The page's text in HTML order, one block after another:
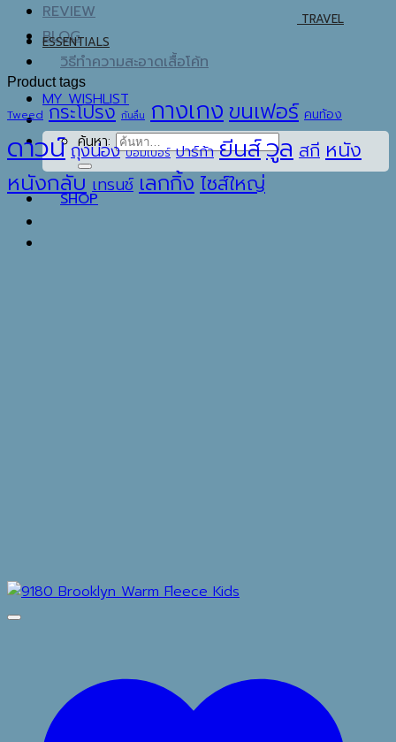
REVIEW
BLOG
วิธีทำความสะอาดเสื้อโค้ท
MY WISHLIST
ค้นหา:
SHOP
TRAVEL
ESSENTIALS
Product tags
Tweed กระโปรง กันลื่น กางเกงขนเฟอร์ คนท้อง
ดาวน์ ถุงน่อง บอมเบอร์ ปาร์ก้า ยีนส์วูล สกี หนัง
หนังกลับ เทรนช์ เลกกิ้ง ไซส์ใหญ่